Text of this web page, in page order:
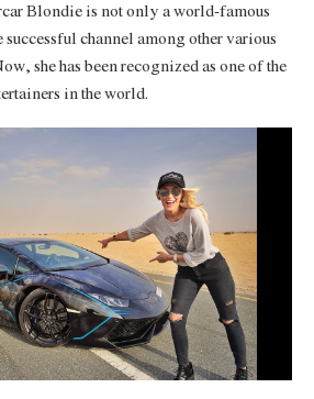
Blondie is not only a world-famous
successful channel among other various
she has been recognized as one of the
in the world.